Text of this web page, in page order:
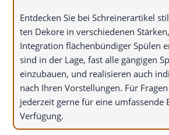
Ent­de­cken Sie bei Schrei­ner­ar­ti­kel
ten Deko­re in ver­schie­de­nen
Inte­gra­ti­on flä­chen­bün­di­ger Spü­len
sind in der Lage, fast alle gän­gi­gen
ein­zu­bau­en, und rea­li­sie­ren auch
nach Ihren Vor­stel­lun­gen. Für
jeder­zeit ger­ne für eine umfas­sen­de
Verfügung.